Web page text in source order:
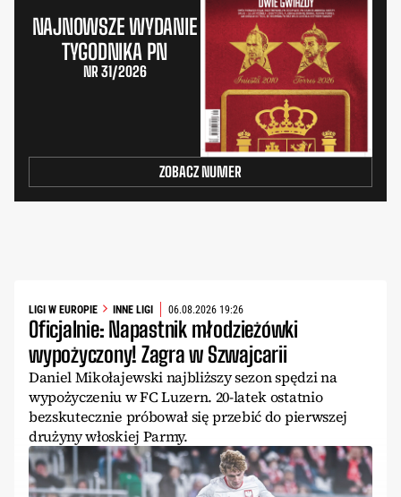
NAJNOWSZE WYDANIE
TYGODNIKA PN
NR 31/2026
ZOBACZ NUMER
LIGI W EUROPIE INNE LIGI 06.08.2026 19:26
Oficjalnie: Napastnik młodzieżówki
wypożyczony! Zagra w Szwajcarii
Daniel Mikołajewski najbliższy sezon spędzi na
wypożyczeniu w FC Luzern. 20-latek ostatnio
bezskutecznie próbował się przebić do pierwszej
drużyny włoskiej Parmy.